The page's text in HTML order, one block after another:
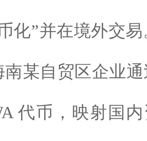
化”并在境外交
南某自贸区企业
代币，映射国